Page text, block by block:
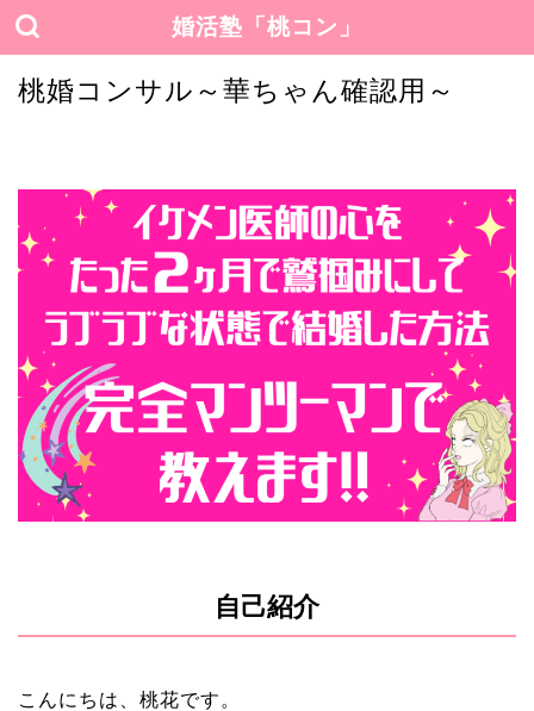
婚活塾「桃コン」
桃婚コンサル～華ちゃん確認用～
自己紹介
こんにちは、桃花です。